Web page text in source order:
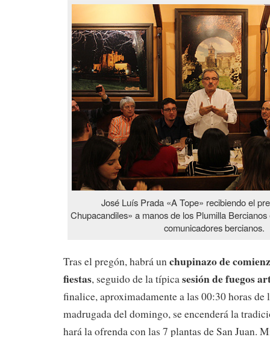
José Luís Prada «A Tope» recibiendo el
Chupacandiles» a manos de los Plumilla
comunicadores bercianos.
Tras el pregón, habrá unchupinazo de
fiestas, seguido de la típicasesión de fuegos
finalice, aproximadamente a las 00:30 horas de
madrugada del domingo, se encenderá la
hará la ofrenda con las 7 plantas de San Juan.